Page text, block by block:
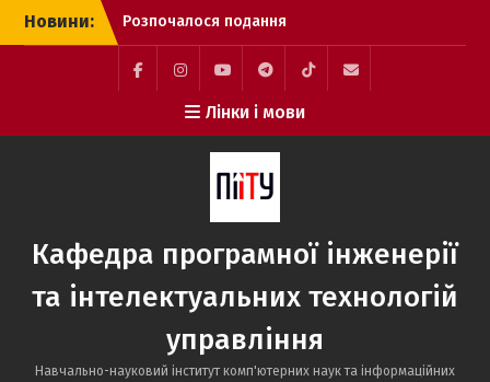
Перейти
Новини:
Розпочалося подання
заяв до магістратури:
ключові дати вступної
кампанії та спеціально
організована сесія ЄВІ
Вступникам 2026:
рекомендації до
Стажування System
Integration Engineer від
SoftServe Academy
FacebookInstagramYouTubeTelegramTikTok Mail
Лінки і мови
Кафедра програмної інженерії
та інтелектуальних технологій
управління
Навчально-науковий інститут комп'ютерних наук та інформаційних